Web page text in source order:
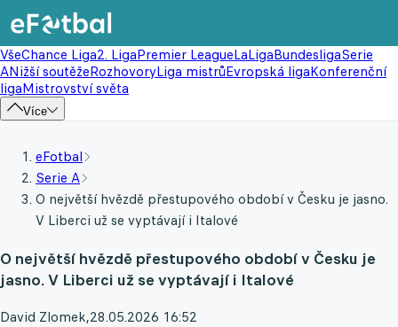
VšeChance Liga2. LigaPremier LeagueLaLigaBundesligaSerie
ANižší soutěžeRozhovoryLiga mistrůEvropská ligaKonferenční
ligaMistrovství světa
Více
eFotbal
Serie A
O největší hvězdě přestupového období v Česku je jasno.
V Liberci už se vyptávají i Italové
O největší hvězdě přestupového období v Česku je
jasno. V Liberci už se vyptávají i Italové
David Zlomek,28.05.2026 16:52